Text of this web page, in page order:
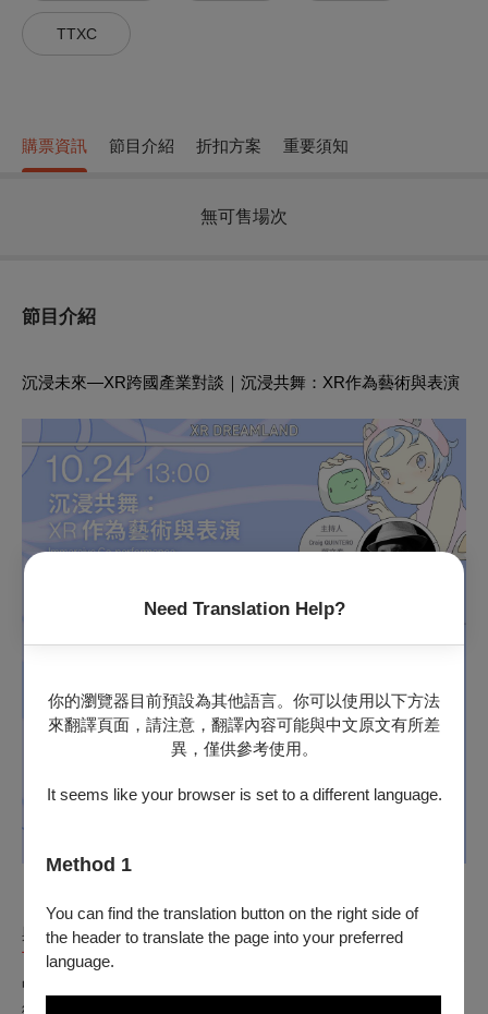
Need Translation Help?
你的瀏覽器目前預設為其他語言。你可以使用以下方法
來翻譯頁面，請注意，翻譯內容可能與中文原文有所差
異，僅供參考使用。
It seems like your browser is set to a different language.
Method 1
You can find the translation button on the right side of
the header to translate the page into your preferred
language.
TTXC
購票資訊 節目介紹 折扣方案 重要須知
無可售場次
節目介紹
沉浸未來—XR跨國產業對談｜沉浸共舞：XR作為藝術與表演
《舞池漫波》將現代舞帶入夜色中的公共泳池，在水的重量
與失重之間展開一場無聲卻充滿張力的舞蹈；《默日迪斯
可》則以三個鮮明的虛擬舞池，引領觀眾在孤立與狂喜的邊界
中恣意搖擺，體驗生命必然的消逝；
衝突與斷裂的時代，讓舞蹈在絕望與微光間搖擺，探問人與人